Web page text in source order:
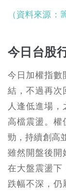
（資料來源：
今日台股
今日加權指數
結，不過再次
人逢低進場
高檔震盪。權
勁，持續創高
雖然開盤後開
在大盤震盪下
跌幅不深，仍